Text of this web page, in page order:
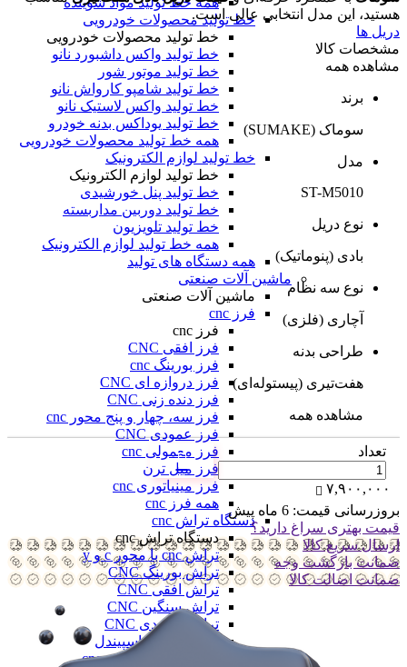
خط تولید محصولات خودرویی
خط تولید محصولات خودرویی
خط تولید واکس داشبورد نانو
خط تولید موتور شور
خط تولید شامپو کارواش نانو
خط تولید واکس لاستیک نانو
خط تولید یوداکس بدنه خودرو
همه خط تولید محصولات خودرویی
خط تولید لوازم الکترونیک
خط تولید لوازم الکترونیک
خط تولید پنل خورشیدی
خط تولید دوربین مداربسته
خط تولید تلویزیون
همه خط تولید لوازم الکترونیک
همه دستگاه های تولید
ماشین آلات صنعتی
ماشین آلات صنعتی
فرز cnc
فرز cnc
فرز افقی CNC
فرز بورینگ cnc
فرز دروازه ای CNC
فرز دنده زنی CNC
فرز سه، چهار و پنج محور cnc
فرز عمودی CNC
فرز معمولی cnc
فرز میل ترن
فرز مینیاتوری cnc
همه فرز cnc
دستگاه تراش cnc
دستگاه تراش cnc
تراش cnc با محور c و y
تراش بورینگ CNC
تراش افقی CNC
تراش سنگین CNC
تراش عمودی CNC
تراش مولتی اسپیندل
دستگاه طول تراش cnc
هستید، این مدل انتخابی عالی است.
دریل ها
مشخصات کالا
مشاهده همه
برند
سوماک (SUMAKE)
مدل
ST-M5010
نوع دریل
بادی (پنوماتیک)
نوع سه نظام
آچاری (فلزی)
طراحی بدنه
هفت‌تیری (پیستوله‌ای)
مشاهده همه
تعداد
۷,۹۰۰,۰۰۰
بروزرسانی قیمت: 6 ماه پیش
قیمت بهتری سراغ دارید؟
ارسال سریع کالا
ضمانت بازگشت وجه
ضمانت اضالت کالا